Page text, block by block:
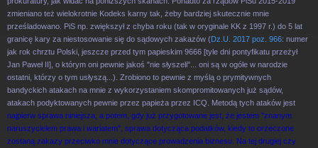
zmieniano też wielokrotnie Kodeks karny tak, żeby bardziej skutecznie mnie
prześladowano. PiS np. zwiększył z chyba roku (tak w oryginale KK z 1997 r.) do 5 lat
granicę kary za niestosowanie się do sądowych zakazów (Dz.U. 2017 poz. 966: numer
jak rok chrztu Polski, jeszcze przed tym papieskim 9666 [tyle dni pontyfikatu przeżył
Jan Paweł II], o którym oni pewnie jakoś "nie słyszeli"... oni są w ogóle w narodzie
ostatni, którzy o tym usłyszą...). Zrobiono to pewnie z myślą o prymitywnych
bandyckich atakach na mnie z wykorzystaniem skompromitowanych już sądów,
atakach podyktowanych pewnie przez papieża przez ICQ. Metodą tych ataków jest
najpierw sprawa niniejsza, a potem, gdy już przygotowane jest, że jestem "znanym
naruszycielem prawa i wariatem", sprawa dotycząca podatków, kiedy to orzeczone
zostaną zakazy przeciwko mnie dotyczące prowadzenia biznesu. Na tej drugiej czy